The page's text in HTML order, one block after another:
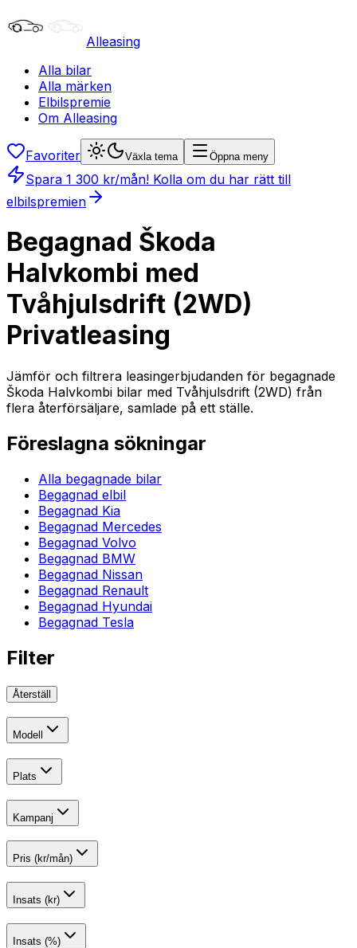
Alleasing
Alla bilar
Alla märken
Elbilspremie
Om Alleasing
Favoriter Växla tema Öppna meny
Spara 1 300 kr/mån! Kolla om du har rätt till
elbilspremien
Begagnad Škoda
Halvkombi med
Tvåhjulsdrift (2WD)
Privatleasing
Jämför och filtrera leasingerbjudanden för begagnade
Škoda Halvkombi bilar med Tvåhjulsdrift (2WD) från
flera återförsäljare, samlade på ett ställe.
Föreslagna sökningar
Alla begagnade bilar
Begagnad elbil
Begagnad Kia
Begagnad Mercedes
Begagnad Volvo
Begagnad BMW
Begagnad Nissan
Begagnad Renault
Begagnad Hyundai
Begagnad Tesla
Filter
Återställ
Modell
Plats
Kampanj
Pris (kr/mån)
Insats (kr)
Insats (%)